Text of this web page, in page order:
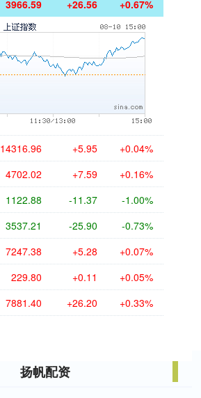
3966.59 +26.56 +0.67%
14316.96 +5.95 +0.04%
4702.02 +7.59 +0.16%
1122.88 -11.37 -1.00%
3537.21 -25.90 -0.73%
7247.38 +5.28 +0.07%
229.80 +0.11 +0.05%
7881.40 +26.20 +0.33%
扬帆配资